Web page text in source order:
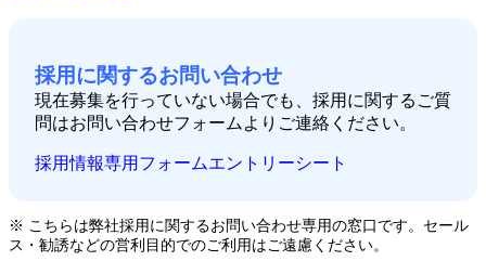
採用に関するお問い合わせ
現在募集を行っていない場合でも、採用に関するご質
問はお問い合わせフォームよりご連絡ください。
採用情報専用フォームエントリーシート
※ こちらは弊社採用に関するお問い合わせ専用の窓口です。セール
ス・勧誘などの営利目的でのご利用はご遠慮ください。